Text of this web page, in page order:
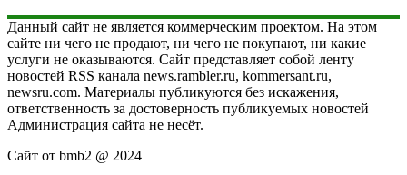
Данный сайт не является коммерческим проектом. На этом
сайте ни чего не продают, ни чего не покупают, ни какие
услуги не оказываются. Сайт представляет собой ленту
новостей RSS канала news.rambler.ru, kommersant.ru,
newsru.com. Материалы публикуются без искажения,
ответственность за достоверность публикуемых новостей
Администрация сайта не несёт.
Сайт от bmb2 @ 2024